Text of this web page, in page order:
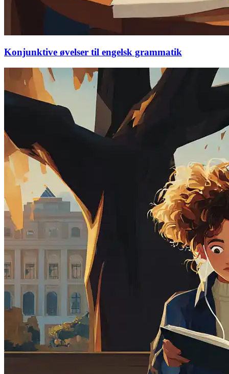
Konjunktive øvelser til engelsk grammatik